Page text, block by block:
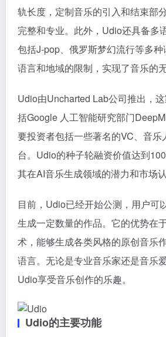
轨长度，定制音乐的引入和结束部
完整和专业。此外，Udio还具备多
包括J-pop、俄罗斯梦幻流行等多
语言和地域的限制，实现了音乐的
Udio由Uncharted Lab公司推出，
括Google 人工智能研究部门
要投资者包括一些著名的VC、音
台。Udio的种子轮融资价值达到
其在AI音乐生成领域的潜力和市场认
目前，Udio已经开始公测，用户可
生成一定数量的作品。它的优势在
术，能够生成各类风格的原创音乐
语言。无论是专业音乐家还是音乐
Udio享受音乐创作的乐趣。
Udio的主要功能